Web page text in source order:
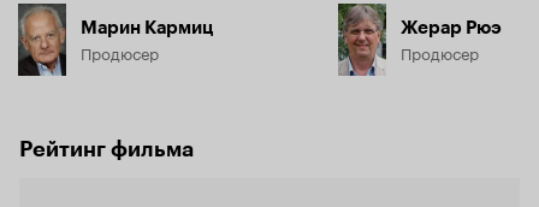
Марин Кармиц
Продюсер
Жерар Рюэ
Продюсер
Рейтинг фильма